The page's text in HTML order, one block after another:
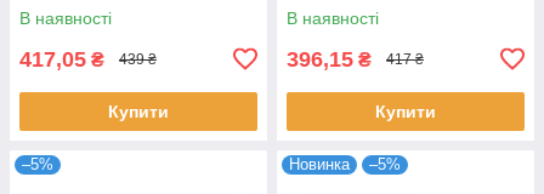
В наявності
417,05 ₴ 439 ₴
Купити
В наявності
396,15 ₴ 417 ₴
Купити
–5% Новинка –5%